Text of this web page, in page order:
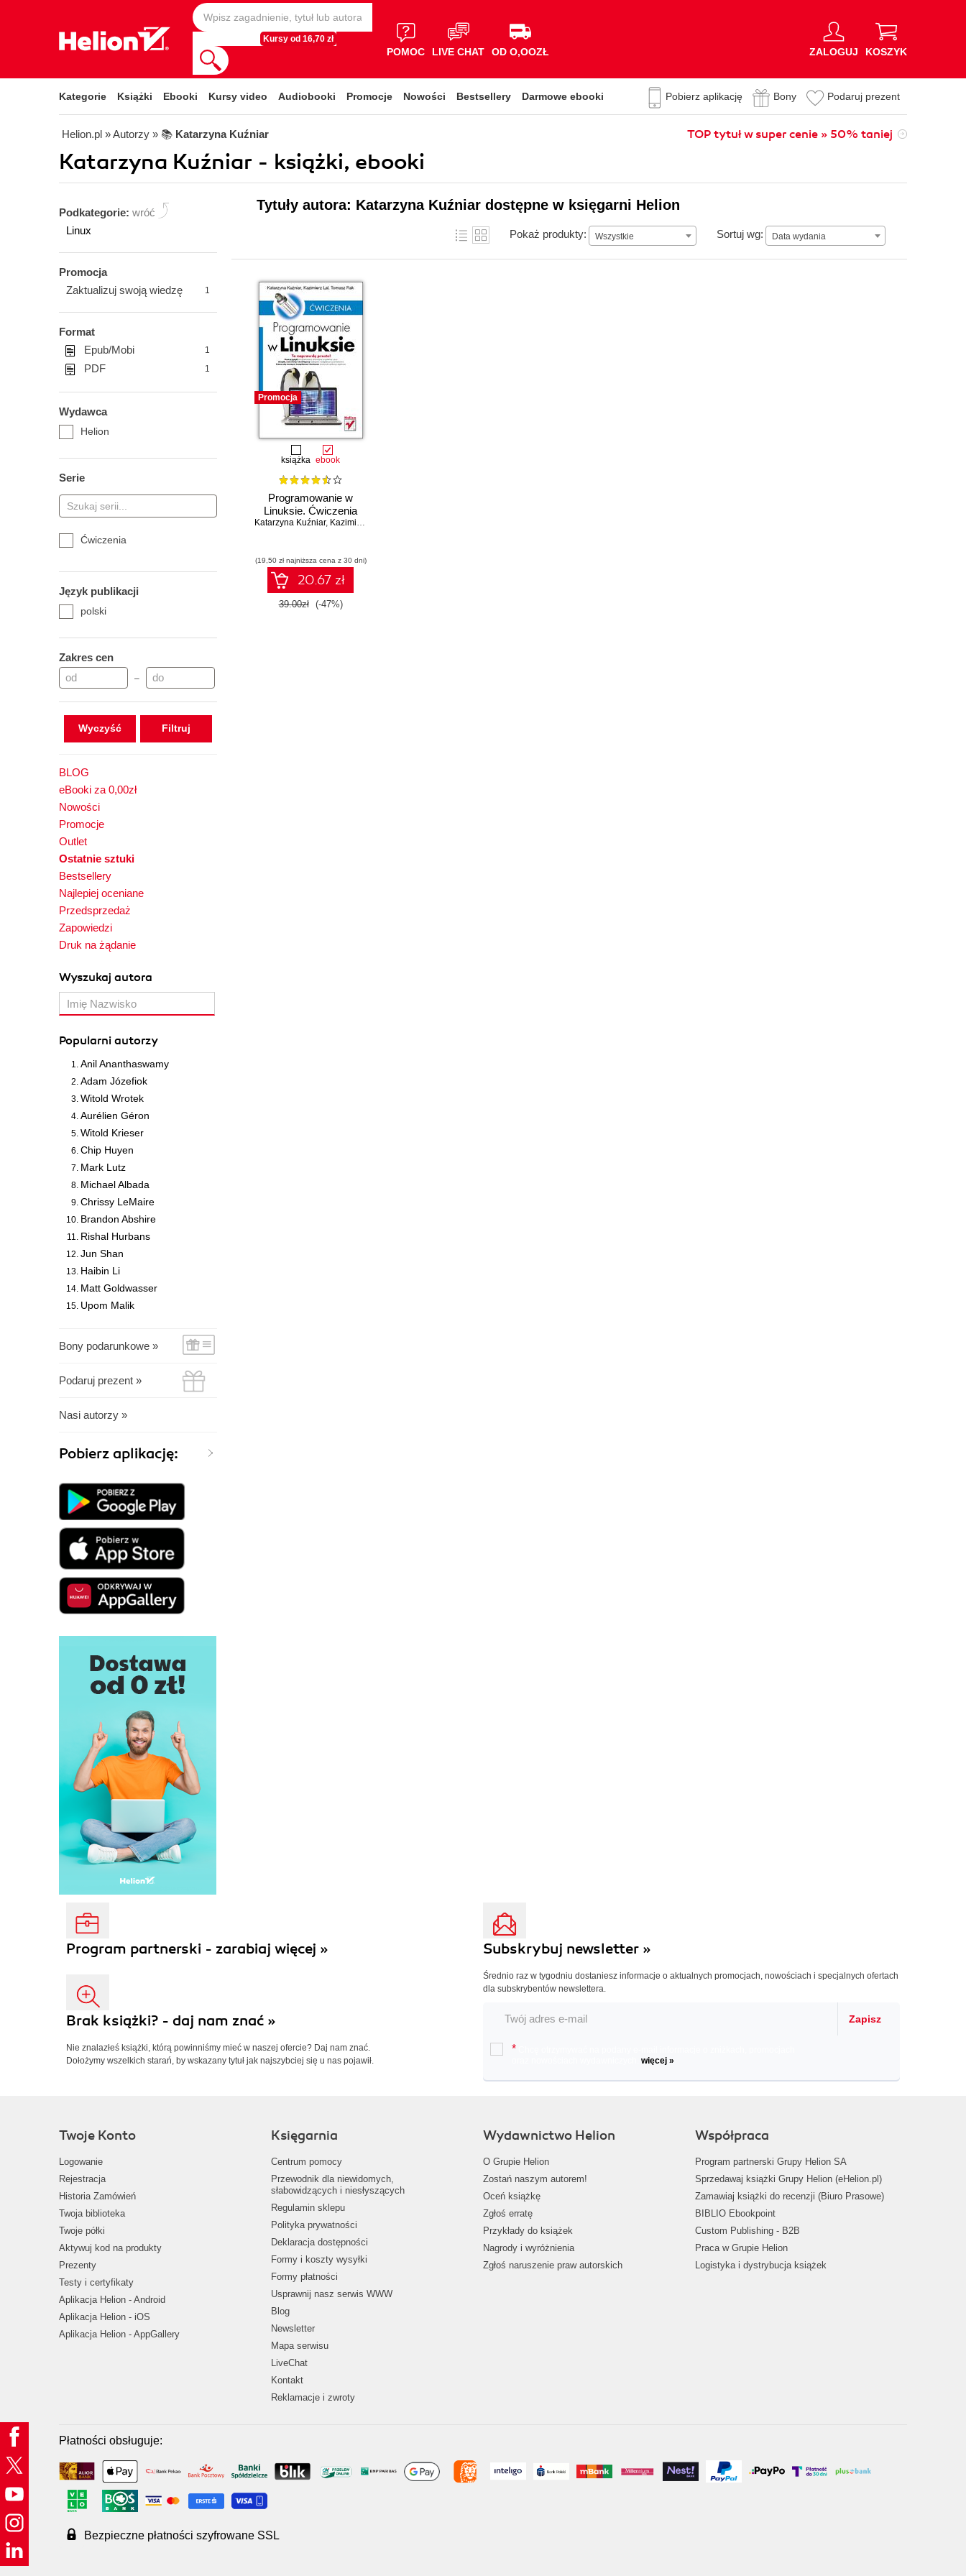
Kursy od 16,70 zł
POMOC LIVE CHAT OD O,OOZŁ ZALOGUJ KOSZYK
Kategorie Książki Ebooki Kursy video Audiobooki Promocje Nowości Bestsellery Darmowe ebooki Pobierz aplikację Bony Podaruj prezent
Helion.pl » Autorzy » 📚 Katarzyna Kuźniar TOP tytuł w super cenie » 50% taniej
Katarzyna Kuźniar - książki, ebooki
Podkategorie: wróć
Linux
Promocja
Zaktualizuj swoją wiedzę
1
Format
Epub/Mobi
1
PDF 1
Wydawca
Helion
Serie
Ćwiczenia
Język publikacji
polski
Zakres cen
–
Wyczyść
BLOG
eBooki za 0,00zł
Nowości
Promocje
Outlet
Ostatnie sztuki
Bestsellery
Najlepiej oceniane
Przedsprzedaż
Zapowiedzi
Druk na żądanie
Wyszukaj autora
Popularni autorzy
Anil Ananthaswamy
Adam Józefiok
Witold Wrotek
Aurélien Géron
Witold Krieser
Chip Huyen
Mark Lutz
Michael Albada
Chrissy LeMaire
Brandon Abshire
Rishal Hurbans
Jun Shan
Haibin Li
Matt Goldwasser
Upom Malik
Bony podarunkowe »
Podaruj prezent »
Nasi autorzy »
Pobierz aplikację:
Tytuły autora: Katarzyna Kuźniar dostępne w księgarni Helion
Pokaż produkty: Wszystkie Sortuj wg: Data wydania
Data wydania
Promocja
książka ebook
Programowanie w
Linuksie. Ćwiczenia
Katarzyna Kuźniar, Kazimierz Lal
(19,50 zł najniższa cena z 30 dni)
20.67 zł
39.00zł (-47%)
Program partnerski - zarabiaj więcej »
Brak książki? - daj nam znać »
Nie znalazłeś książki, którą powinniśmy mieć w naszej ofercie? Daj nam znać.
Dołożymy wszelkich starań, by wskazany tytuł jak najszybciej się u nas pojawił.
Subskrybuj newsletter »
Średnio raz w tygodniu dostaniesz informacje o aktualnych promocjach, nowościach i specjalnych ofertach
dla subskrybentów newslettera.
Zapisz
*
więcej »
Twoje Konto
Logowanie
Rejestracja
Historia Zamówień
Twoja biblioteka
Twoje półki
Aktywuj kod na produkty
Prezenty
Testy i certyfikaty
Aplikacja Helion - Android
Aplikacja Helion - iOS
Aplikacja Helion - AppGallery
Księgarnia
Centrum pomocy
Przewodnik dla niewidomych,
słabowidzących i niesłyszących
Regulamin sklepu
Polityka prywatności
Deklaracja dostępności
Formy i koszty wysyłki
Formy płatności
Usprawnij nasz serwis WWW
Blog
Newsletter
Mapa serwisu
LiveChat
Kontakt
Reklamacje i zwroty
Wydawnictwo Helion
O Grupie Helion
Zostań naszym autorem!
Oceń książkę
Zgłoś erratę
Przykłady do książek
Nagrody i wyróżnienia
Zgłoś naruszenie praw autorskich
Współpraca
Program partnerski Grupy Helion SA
Sprzedawaj książki Grupy Helion (eHelion.pl)
Zamawiaj książki do recenzji (Biuro Prasowe)
BIBLIO Ebookpoint
Custom Publishing - B2B
Praca w Grupie Helion
Logistyka i dystrybucja książek
Płatności obsługuje:
Bezpieczne płatności szyfrowane SSL